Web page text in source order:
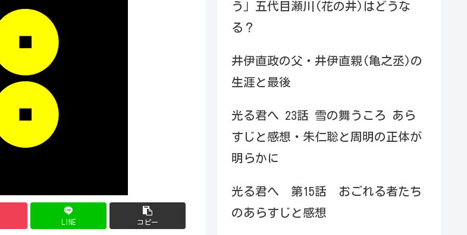
LINE コピー
う」五代目瀬川(花の井)はどうな
る？
井伊直政の父・井伊直親(亀之丞)の
生涯と最後
光る君へ 23話 雪の舞うころ あら
すじと感想・朱仁聡と周明の正体が
明らかに
光る君へ 第15話 おごれる者たち
のあらすじと感想